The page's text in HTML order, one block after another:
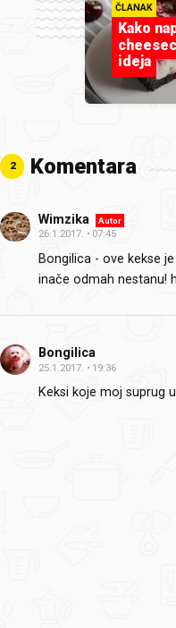
ČLANAK
Kako
ideja
2 Komentara
Wimzika Autor
26.1.2017. 07:45
Bongilica - ove kekse
inače odmah nestanu!
Bongilica
25.1.2017. 19:36
Keksi koje moj suprug